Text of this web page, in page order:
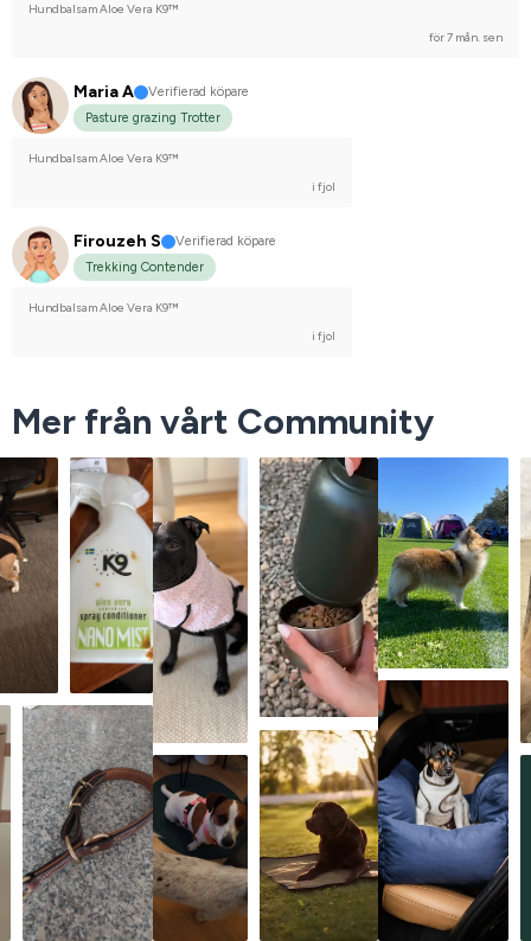
Hundbalsam Aloe Vera K9™
för 7 mån. sen
Maria A
Verifierad köpare
Pasture grazing Trotter
Hundbalsam Aloe Vera K9™
i fjol
Firouzeh S
Verifierad köpare
Trekking Contender
Hundbalsam Aloe Vera K9™
i fjol
Mer från vårt Community